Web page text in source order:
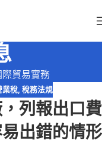
際貿易實務
業稅, 稅務法規
列報出口費
出錯的情形